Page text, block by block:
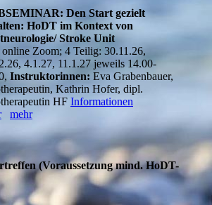
Den Start gezielt
HoDT im Kontext von
Stroke Unit
online Zoom; 4 Teilig: 30.11.26,
4.1.27, 11.1.27 jeweils 14.00-
Instruktorinnen: Eva Grabenbauer,
Kathrin Hofer, dipl.
HF Informationen
mehr
(Voraussetzung mind. HoDT-